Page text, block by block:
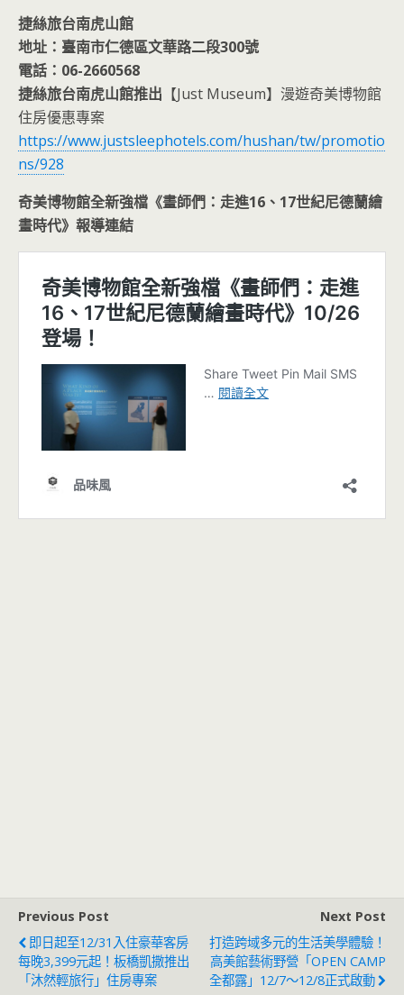
捷絲旅台南虎山館
地址：臺南市仁德區文華路二段300號
電話：06-2660568
捷絲旅台南虎山館推出 【Just Museum】漫遊奇美博物館
住房優惠專案
https://www.justsleephotels.com/hushan/tw/promotio
ns/928
奇美博物館全新強檔《畫師們：走進16 、17世紀尼德蘭繪
畫時代》報導連結
Previous Post
即日起至12/31入住豪華客房
每晚3,399元起！板橋凱撒推出
「沐然輕旅行」住房專案
Next Post
打造跨域多元的生活美學體驗！
高美館藝術野營「OPEN CAMP
全都露」12/7～12/8正式啟動